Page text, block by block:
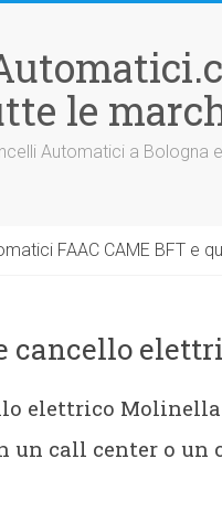
le
Automatici a Bologna
FAAC CAME BFT e
cancello
elettrico Molinella
un call center o